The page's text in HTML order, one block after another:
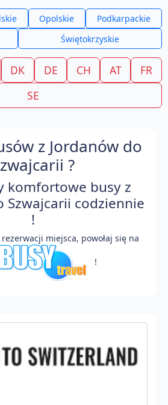
Opolskie
Podkarpackie
Świętokrzyskie
DK DE CH AT
FR
SE
z Jordanów do
?
komfortowe busy z
Szwajcarii codziennie
!
miejsca, powołaj się na
!